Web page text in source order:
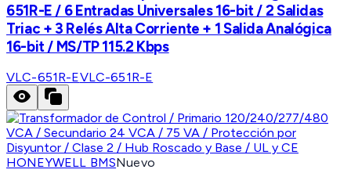
651R-E / 6 Entradas Universales 16-bit / 2 Salidas
Triac + 3 Relés Alta Corriente + 1 Salida Analógica
16-bit / MS/TP 115.2 Kbps
VLC-651R-EVLC-651R-E
HONEYWELL BMSNuevo